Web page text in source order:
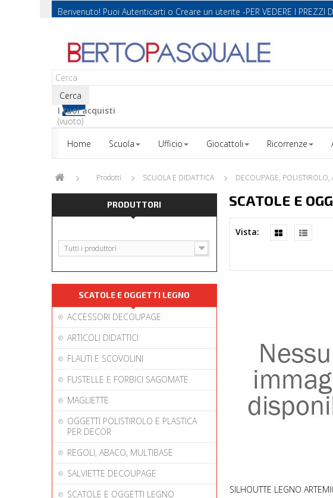
Benvenuto! Puoi Autenticarti o Creare un utente -PER VEDERE I PREZZI
Cerca
I tuoi acquisti
(vuoto)
Home
Scuola Ufficio Giocattoli Ricorrenze
Prodotti SCUOLA E DIDATTICA DECOUPAGE, POLISTIROLO,
PRODUTTORI
Tutti i produttori
SCATOLE E OGGETTI LEGNO
ACCESSORI DECOUPAGE
ARTICOLI DIDATTICI
FLAUTI E SCOVOLINI
FUSTELLE E FORBICI SAGOMATE
MAGLIETTE
OGGETTI POLISTIROLO E PLASTICA
PER DECOR
REGOLI, ABACO, MULTIBASE
SALVIETTE DECOUPAGE
SCATOLE E OGGETTI LEGNO
SCATOLE E
Vista:
SILHOUTTE LEGNO